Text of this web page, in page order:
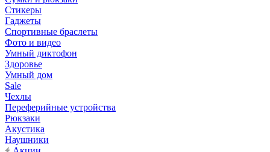
Стикеры
Гаджеты
Спортивные браслеты
Фото и видео
Умный диктофон
Здоровье
Умный дом
Sale
Чехлы
Переферийные устройства
Рюкзаки
Акустика
Наушники